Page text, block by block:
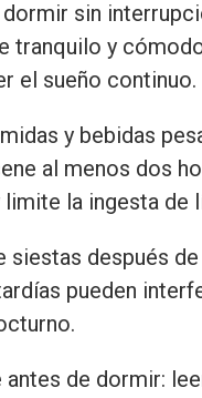
sin
tranquilo y
el sueño continuo.
y bebidas
al menos dos
la ingesta de
siestas después de
pueden
antes de dormir: